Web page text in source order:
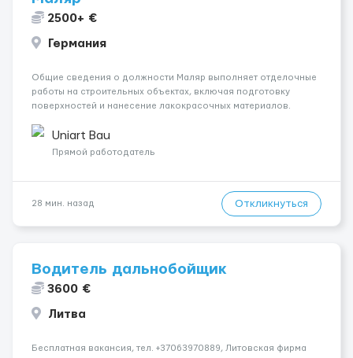
2500+ €
Германия
Общие сведения о должности Маляр выполняет отделочные
работы на строительных объектах, включая подготовку
поверхностей и нанесение лакокрасочных материалов.
профессионалов на месте, приглашения делаем только для
профессионалов с доказательным портф...
Uniart Bau
Прямой работодатель
28 мин. назад Откликнуться
Водитель дальнобойщик
3600 €
Литва
Бесплатная вакансия, тел. +37063970889, Литовская фирма